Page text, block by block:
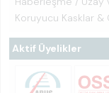
Koruyucu Kasklar
Aktif Üyelikler